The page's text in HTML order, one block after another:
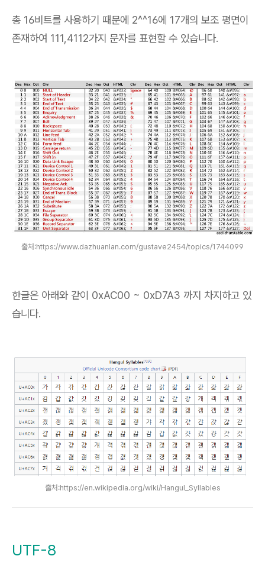
총 16비트를 사용하기 때문에 2^^16에 17개의 보조 평면이
존재하여 111,4112가지 문자를 표현할 수 있습니다.
출처:https://www.dazhuanlan.com/gustave2454/topics/1744099
한글은 아래와 같이 0xAC00 ~ 0xD7A3 까지 차지하고 있
습니다.
출처:https://en.wikipedia.org/wiki/Hangul_Syllables
UTF-8